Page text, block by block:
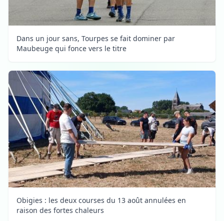
Dans un jour sans, Tourpes se fait dominer par
Maubeuge qui fonce vers le titre
Obigies : les deux courses du 13 août annulées en
raison des fortes chaleurs